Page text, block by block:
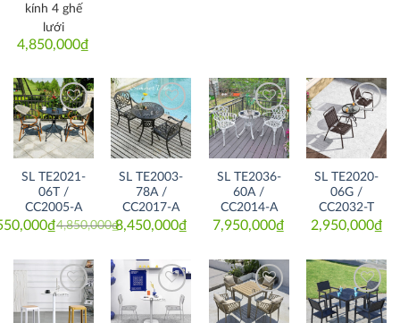
4,850,000₫
kính 4 ghế
lưới
Thích
SL TE2021-
06T /
CC2005-A
4,850,000₫
Original
4,850,000₫.
₫Current
4,550,000₫.
Thích
SL TE2003-
78A /
CC2017-A
8,450,000₫
Thích
SL TE2036-
60A /
CC2014-A
7,950,000₫
Thích
SL TE2020-
06G /
CC2032-T
2,950,000₫
Thích Thích Thích Thích